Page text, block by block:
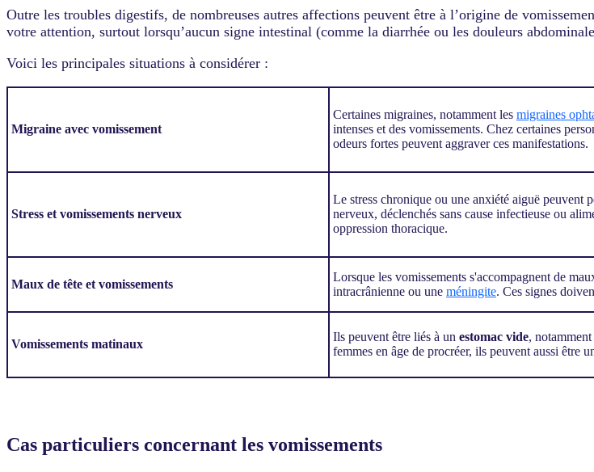
Outre les troubles digestifs, de nombreuses autres affections peuvent être à l’origine de
votre attention, surtout lorsqu’aucun signe intestinal (comme la diarrhée ou les douleurs
Voici les principales situations à considérer :
Migraine avec vomissement
Certaines migraines, notamment les migraines
intenses et des vomissements. Chez certaines
odeurs fortes peuvent aggraver ces manifestations.
Stress et vomissements nerveux
Le stress chronique ou une anxiété aiguë peuvent
nerveux, déclenchés sans cause infectieuse ou
oppression thoracique.
Maux de tête et vomissements
Lorsque les vomissements s'accompagnent de
intracrânienne ou une méningite. Ces signes
Vomissements matinaux
Ils peuvent être liés à un estomac vide,
femmes en âge de procréer, ils peuvent aussi être
Cas particuliers concernant les vomissements